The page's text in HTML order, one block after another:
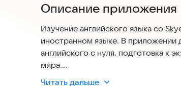
Описание приложения
Изучение английского языка со
иностранном языке. В приложении
английского с нуля, подготовка к
мира.
Читать дальше